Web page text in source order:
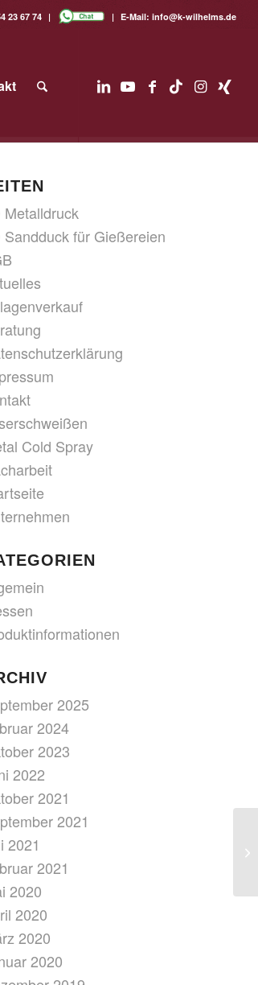
23 67 74 E-Mail:info@k-wilhelms.de
Metalldruck
Sandduck für Gießereien
Cold Spray
2025
2024
2023
2022
2021
2021
2021
2021
2020
2020
2020
2020